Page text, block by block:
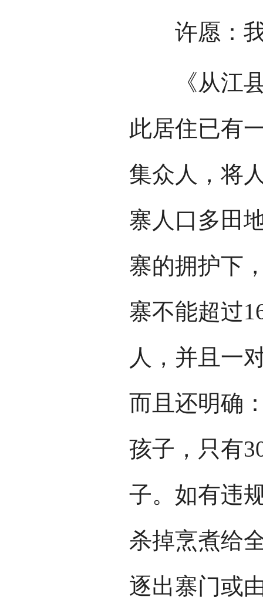
许愿：我
《从江县
此居住已有
集众人，将
寨人口多田
寨的拥护下
寨不能超过
人，并且一
而且还明确
孩子，只有
子。如有违
杀掉烹煮给
逐出寨门或